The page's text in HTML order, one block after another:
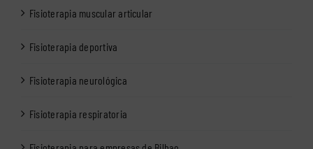
Fisioterapia muscular articular
Fisioterapia deportiva
Fisioterapia neurológica
Fisioterapia respiratoria